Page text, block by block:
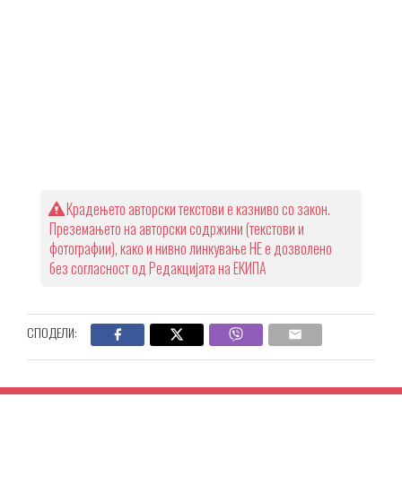
Крадењето авторски текстови е казниво со закон.
Преземањето на авторски содржини (текстови и
фотографии), како и нивно линкување НЕ е дозволено
без согласност од Редакцијата на ЕКИПА
СПОДЕЛИ: